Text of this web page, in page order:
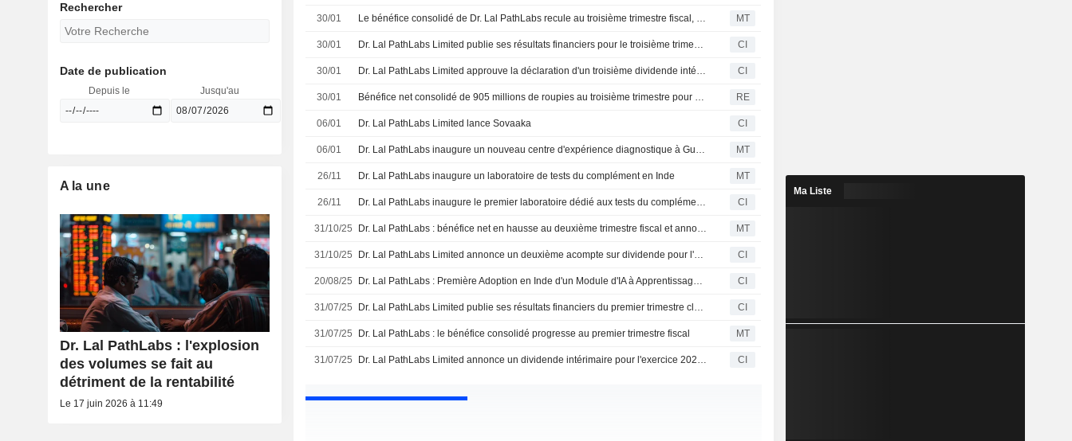
30/01 Le bénéfice consolidé de Dr. Lal PathLabs recule au troisième trimestre fiscal, annonce un troisième dividende intermédiaire MT
30/01 Dr. Lal PathLabs Limited publie ses résultats financiers pour le troisième trimestre et les neuf premiers mois clos le 31 décembre 2025 CI
30/01 Dr. Lal PathLabs Limited approuve la déclaration d'un troisième dividende intérimaire pour l'exercice 2025 - 2026, le paiement aura lieu le 5 février 2026 CI
30/01 Bénéfice net consolidé de 905 millions de roupies au troisième trimestre pour Dr. Lal PathLabs RE
06/01 Dr. Lal PathLabs Limited lance Sovaaka CI
06/01 Dr. Lal PathLabs inaugure un nouveau centre d'expérience diagnostique à Gurugram, en Inde MT
26/11 Dr. Lal PathLabs inaugure un laboratoire de tests du complément en Inde MT
26/11 Dr. Lal PathLabs inaugure le premier laboratoire dédié aux tests du complément en Inde CI
31/10/25 Dr. Lal PathLabs : bénéfice net en hausse au deuxième trimestre fiscal et annonce d'un deuxième dividende intérimaire MT
31/10/25 Dr. Lal PathLabs Limited annonce un deuxième acompte sur dividende pour l'exercice 2025-2026 CI
20/08/25 Dr. Lal PathLabs : Première Adoption en Inde d'un Module d'IA à Apprentissage Profond pour la Détection des Métastases Lymphatiques dans le Cancer CI
31/07/25 Dr. Lal PathLabs Limited publie ses résultats financiers du premier trimestre clos le 30 juin 2025 CI
31/07/25 Dr. Lal PathLabs : le bénéfice consolidé progresse au premier trimestre fiscal MT
31/07/25 Dr. Lal PathLabs Limited annonce un dividende intérimaire pour l'exercice 2025-2026 CI
Rechercher
Date de publication
Depuis le Jusqu'au
A la une
Dr. Lal PathLabs : l'explosion
des volumes se fait au
détriment de la rentabilité
Le 17 juin 2026 à 11:49
Ma Liste